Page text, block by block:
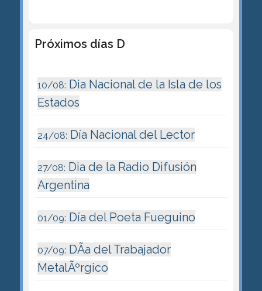
Próximos días D
10/08: Dia Nacional de la Isla de los
Estados
24/08: Día Nacional del Lector
27/08: Dia de la Radio Difusión
Argentina
01/09: Día del Poeta Fueguino
07/09: DÃ­a del Trabajador
MetalÃºrgico